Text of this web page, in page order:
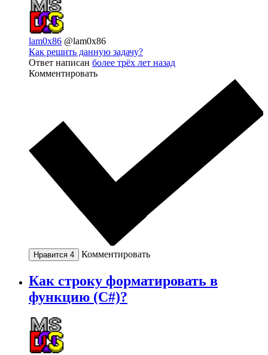
lam0x86 @lam0x86
Как решить данную задачу?
Ответ написан более трёх лет назад
Комментировать
Нравится 4 Комментировать
Как строку форматировать в
функцию (C#)?